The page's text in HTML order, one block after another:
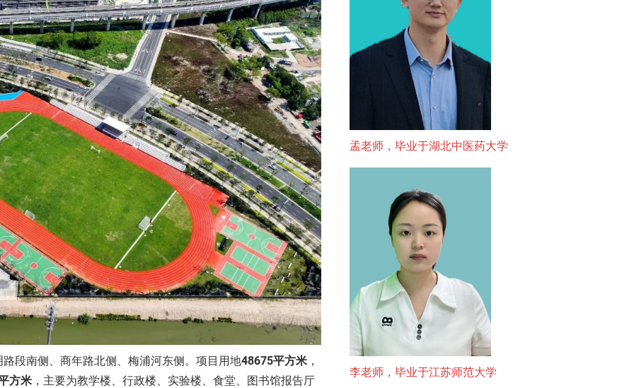
段南侧、商年路北侧、梅浦河东侧。项目用地48675平方米 ，
方米 ，主要为教学楼、行政楼、实验楼、食堂、图书馆报告厅
孟老师，毕业于湖北中医药大学
李老师，毕业于江苏师范大学